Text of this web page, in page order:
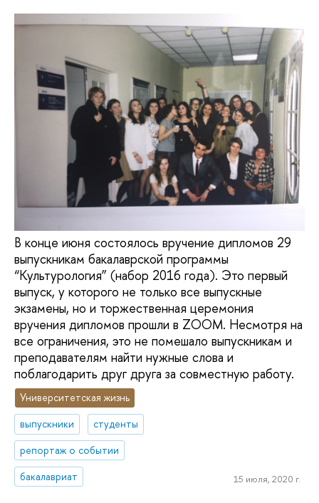
В конце июня состоялось вручение дипломов 29
выпускникам бакалаврской программы
“Культурология” (набор 2016 года). Это первый
выпуск, у которого не только все выпускные
экзамены, но и торжественная церемония
вручения дипломов прошли в ZOOM. Несмотря на
все ограничения, это не помешало выпускникам и
преподавателям найти нужные слова и
поблагодарить друг друга за совместную работу.
Университетская жизнь
выпускники
студенты
репортаж о событии
бакалавриат
15 июля, 2020 г.